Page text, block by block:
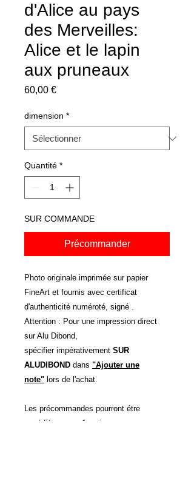
d'Alice au pays
des Merveilles:
Alice et le lapin
aux pruneaux
60,00 €Prix
dimension *
Quantité *
SUR COMMANDE
Précommander
Photo originale imprimée sur papier
FineArt et fournis avec certificat
d'authenticité numéroté, signé .
Attention : Pour une impression direct
sur Alu Dibond,
spécifier impérativement SUR
ALUDIBOND dans "Ajouter une
note" lors de l'achat.
Les précommandes pourront étre
expédiées sous 1 mois.